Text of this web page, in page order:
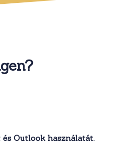
Outlook használatát.